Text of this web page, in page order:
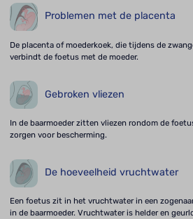
Problemen met de placenta
De placenta of moederkoek, die tijdens de
verbindt de foetus met de moeder.
Gebroken vliezen
In de baarmoeder zitten vliezen rondom de
zorgen voor bescherming.
De hoeveelheid vruchtwater
Een foetus zit in het vruchtwater in een
in de baarmoeder. Vruchtwater is helder en